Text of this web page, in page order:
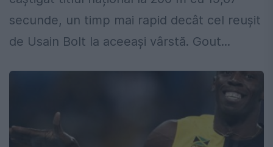
secunde, un timp mai rapid decât cel reușit
de Usain Bolt la aceeași vârstă. Gout...